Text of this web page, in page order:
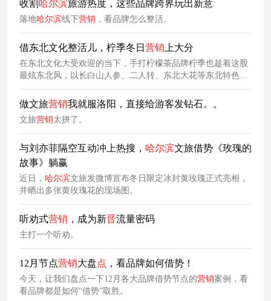
收割 哈尔滨旅游热度，这些品牌跨界玩出新意
落地哈尔滨线下营销 ，看品牌怎么整活。
借东北文化整活儿，柠季冬日 营销 上大分
在东北文化大受欢迎的当下，手打柠檬茶品牌柠季也趁着这股
最炫东北风，以长白山人参、二人转、东北大花等东北特色元
素为灵感，推出了系列限定产品，让品牌与东北文化产生了奇
妙联系的同时，也走了一回土潮路线。
做文旅营销我就服洛阳，直接给游客发钻石。。
文旅营销太拼了。
与刘亦菲隔空互动冲上热搜， 哈尔滨文旅借势《玫瑰的
故事》躺赢
近日， 哈尔滨文旅发微博宣布冬日限定冰封黄玫瑰正式亮相，
并晒出多张黄玫瑰花的现场图。
听劝式营销 ，成为新晋流量密码
主打一个听劝。
12月节点营销大盘点 ，看品牌如何借势！
今天，让我们盘点一下12月各大品牌借势节点的营销案例，看
看品牌都是如何“借势”取胜。